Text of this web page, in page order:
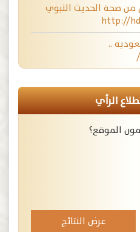
صحة الحديث النبوي
..
الرأي
الموقع؟
عرض النتائج